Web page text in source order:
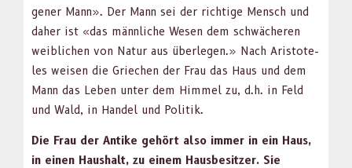
gener Mann». Der Mann sei der richtige Men­sch und
daher ist «das männliche Wesen dem schwächeren
weib­lichen von Natur aus über­legen.» Nach Aris­tote­
les weisen die Griechen der Frau das Haus und dem
Mann das Leben unter dem Him­mel zu, d.h. in Feld
und Wald, in Han­del und Poli­tik.
Die Frau der Antike gehört also immer in ein Haus,
in einen Haushalt, zu einem Haus­be­sitzer. Sie